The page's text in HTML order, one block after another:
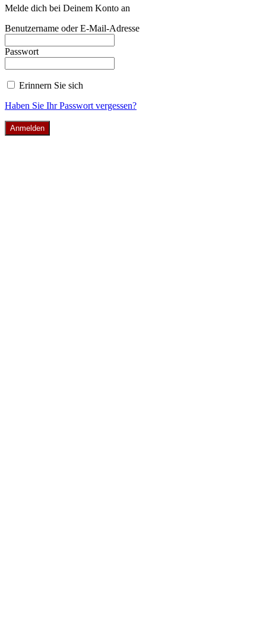
Melde dich bei Deinem Konto an
Benutzername oder E-Mail-Adresse
Passwort
Erinnern Sie sich
Haben Sie Ihr Passwort vergessen?